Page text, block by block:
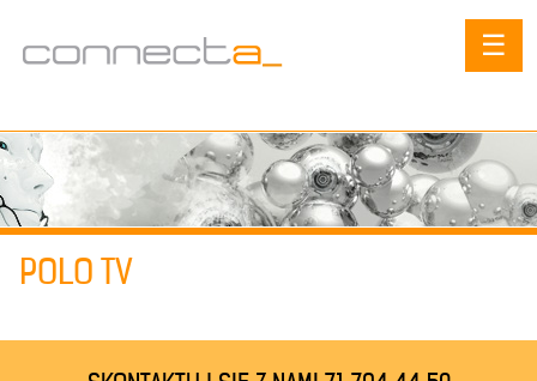
☰
POLO TV